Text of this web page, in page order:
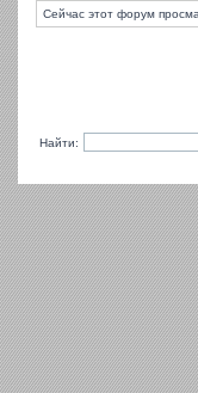
Сейчас этот форум
Найти: